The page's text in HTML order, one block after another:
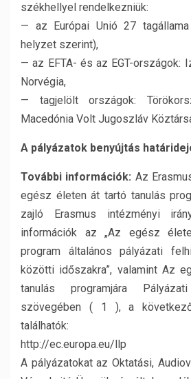
székhellyel rendelkezniük:
— az Európai Unió 27
helyzet szerint),
— az EFTA- és az EGT-országok:
Norvégia,
— tagjelölt országok:
Macedónia Volt Jugoszláv
A pályázatok benyújtás
További információk: Az
egész életen át tartó tanulás
zajló Erasmus intézményi
információk az „Az egész
program általános pályázati
közötti időszakra”, valamint Az
tanulás programjára
szövegében ( 1 ), a
találhatók:
http://ec.europa.eu/llp
A pályázatokat az Oktatási,